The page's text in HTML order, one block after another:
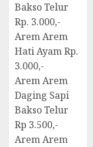
Bakso Telur
Rp. 3.000,-
Arem Arem
Hati Ayam Rp.
3.000,-
Arem Arem
Daging Sapi
Bakso Telur
Rp 3.500,-
Arem Arem